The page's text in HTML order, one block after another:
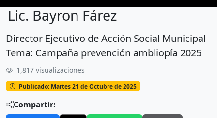
Lic. Bayron Fárez
Lic. Bayron Fárez
Director Ejecutivo de Acción Social Municipal
Tema: Campaña prevención ambliopía 2025
1,817 visualizaciones
Publicado: Martes 21 de Octubre de 2025
Compartir: